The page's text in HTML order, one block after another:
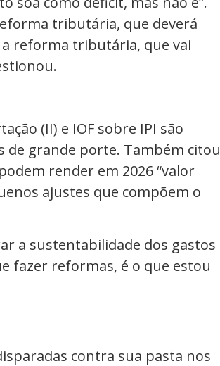
tributária, que deverá
a reforma tributária, que vai
(II) e IOF sobre IPI são
de grande porte. Também citou
render em 2026 “valor
ajustes que compõem o
a sustentabilidade dos gastos
fazer reformas, é o que estou
contra sua pasta nos